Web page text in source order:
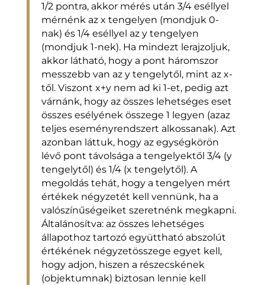
1/2 pontra, akkor mérés után 3/4 eséllyel
mérnénk az x tengelyen (mondjuk 0-
nak) és 1/4 eséllyel az y tengelyen
(mondjuk 1-nek). Ha mindezt lerajzoljuk,
akkor látható, hogy a pont háromszor
messzebb van az y tengelytől, mint az x-
től. Viszont x+y nem ad ki 1-et, pedig azt
várnánk, hogy az összes lehetséges eset
összes esélyének összege 1 legyen (azaz
teljes eseményrendszert alkossanak). Azt
azonban láttuk, hogy az egységkörön
lévő pont távolsága a tengelyektől 3/4 (y
tengelytől) és 1/4 (x tengelytől). A
megoldás tehát, hogy a tengelyen mért
értékek négyzetét kell vennünk, ha a
valószínűségeiket szeretnénk megkapni.
Általánosítva: az összes lehetséges
állapothoz tartozó együttható abszolút
értékének négyzetösszege egyet kell,
hogy adjon, hiszen a részecskének
(objektumnak) biztosan lennie kell